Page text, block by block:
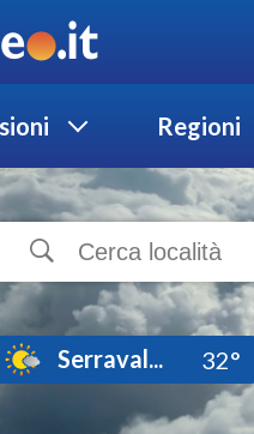
Regioni
Serraval... 32°